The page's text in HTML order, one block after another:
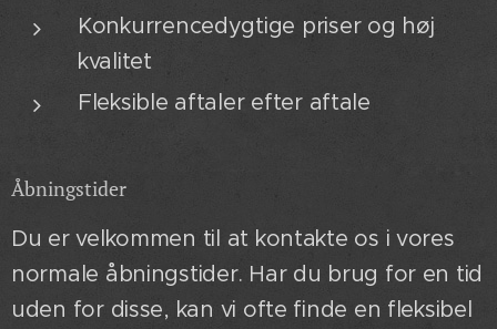
Konkurrencedygtige priser og høj
kvalitet
Fleksible aftaler efter aftale
Åbningstider
Du er velkommen til at kontakte os i vores
normale åbningstider. Har du brug for en tid
uden for disse, kan vi ofte finde en fleksibel